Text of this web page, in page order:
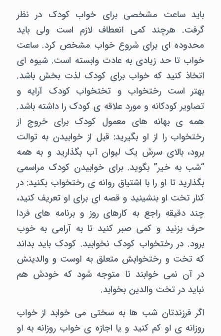
باید ساعت مشخصی برای خواب کودک در نظر
گرفت. هرچند کمی انعطاف لازم است ولی باید
محدوده ای برای شروع خواب مشخص کرد. ساعت
خواب تا حد زیادی به عادت وابسته است. شیوه ای
اتخاذ کنید که خواب برای کودک لذت بخش باشد.
بهتر است رختخواب و تختخواب کودک آرایه و
تصاویر کودکانه و مورد علاقه ی کودک را داشته باشد.
همه ی بهانه های معمول کودک برای خروج از
رختخواب را از او بگیرید: قبل از خوابیدن به توالت
برود، بالای سرش یک لیوان آب بگذارید و به همه
“شب به خیر” بگوید. برای خوابیدن کودک مراسمی
بگذارید تا او را با اشتیاق روانه ی رختخواب بکنید: در
کنار تخت او بنشینید و قصه ای برای او تعریف کنید،
چند دقیقه راجع به کارهای روز و برنامه های فردا
حرف بزنید و کمی صبر کنید تا به آرامی به خوب
برود. در رختخواب کودک نخوابید. کودک باید بداند
که تخت و رختخوابش متعلق به اوست و والدینش
در آن نمی خوابند تا متوجه شود که خودش هم
نباید در تخت والدین بخوابد.
اگر فرزندتان شب ها به سختی می خوابد از خواب
روزانه ی او کم کنید و یا اجازه ی خواب روزانه به او